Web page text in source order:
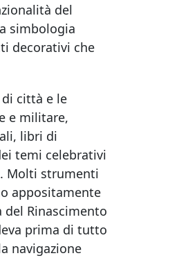
del
simbologia
decorativi che
di città e le
e militare,
libri di
temi celebrativi
Molti strumenti
appositamente
Rinascimento
prima di tutto
navigazione